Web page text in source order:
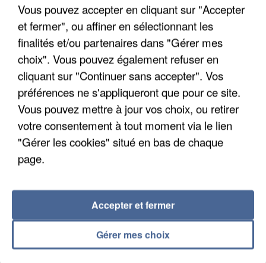
6 août 2026
Gabriel Attal et Raphaël Glucksmann visés par des
Sollicité, Sébastien Lecornu annonce un "travail
commun" avec les partis à la rentrée.
Vous pouvez accepter en cliquant sur "Accepter
et fermer", ou affiner en sélectionnant les
finalités et/ou partenaires dans "Gérer mes
choix". Vous pouvez également refuser en
cliquant sur "Continuer sans accepter". Vos
préférences ne s'appliqueront que pour ce site.
Vous pouvez mettre à jour vos choix, ou retirer
votre consentement à tout moment via le lien
"Gérer les cookies" situé en bas de chaque
page.
Gérer mes choix
Accepter et fermer